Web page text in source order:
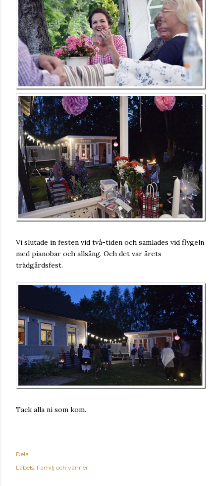
Vi slutade in festen vid två-tiden och samlades vid flygeln
med pianobar och allsång. Och det var årets
trädgårdsfest.
Tack alla ni som kom.
Dela
Labels: Familj och vänner